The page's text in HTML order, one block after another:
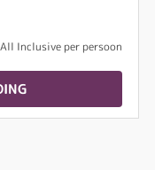
Inclusive per persoon